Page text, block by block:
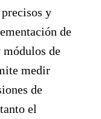
y
de
de
medir
de
el